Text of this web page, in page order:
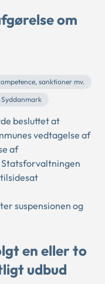
om
sanktioner mv.
besluttet at
vedtagelse af
af
suspensionen og
en eller to
udbud